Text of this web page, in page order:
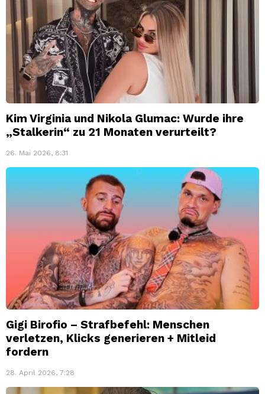
Kim Virginia und Nikola Glumac: Wurde ihre
„Stalkerin“ zu 21 Monaten verurteilt?
26. Mai 2026, 8:31
Gigi Birofio – Strafbefehl: Menschen
verletzen, Klicks generieren + Mitleid
fordern
28. April 2026, 7:28